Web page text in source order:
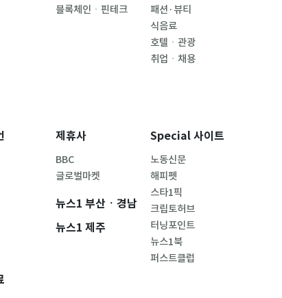
블록체인ㆍ핀테크
패션·뷰티
식음료
호텔ㆍ관광
취업ㆍ채용
제휴사
BBC
글로벌마켓
뉴스1 부산ㆍ경남
뉴스1 제주
Special 사이트
노동신문
해피펫
스타1픽
크립토허브
터닝포인트
뉴스1북
퍼스트클럽